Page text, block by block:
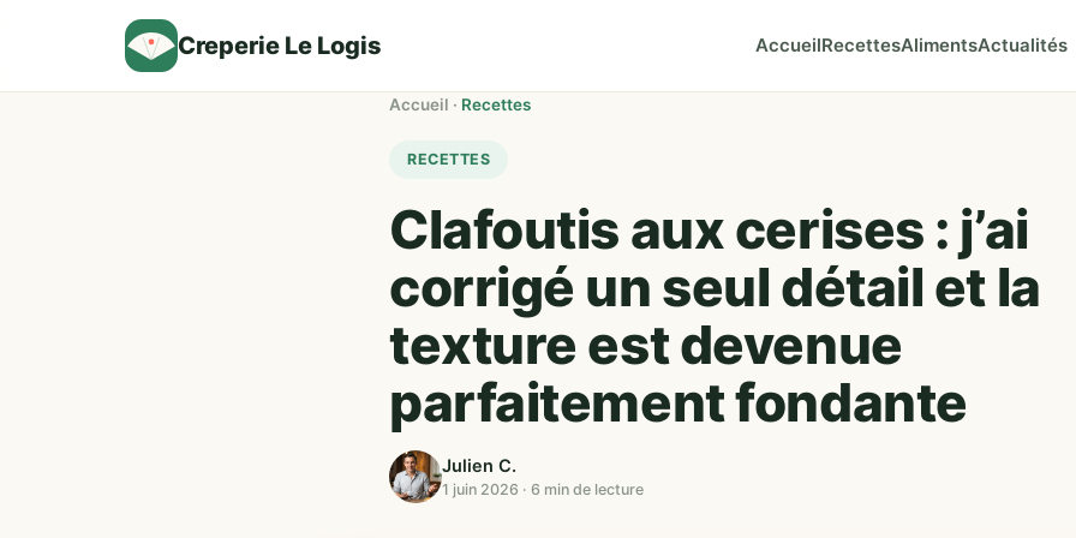
Creperie Le Logis AccueilRecettesAlimentsActualités
Accueil · Recettes
RECETTES
Clafoutis aux cerises : j’ai
corrigé un seul détail et la
texture est devenue
parfaitement fondante
Julien C.
1 juin 2026 · 6 min de lecture